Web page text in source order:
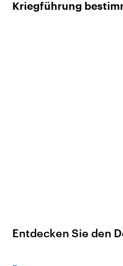
Kriegführung
Entdecken Sie den